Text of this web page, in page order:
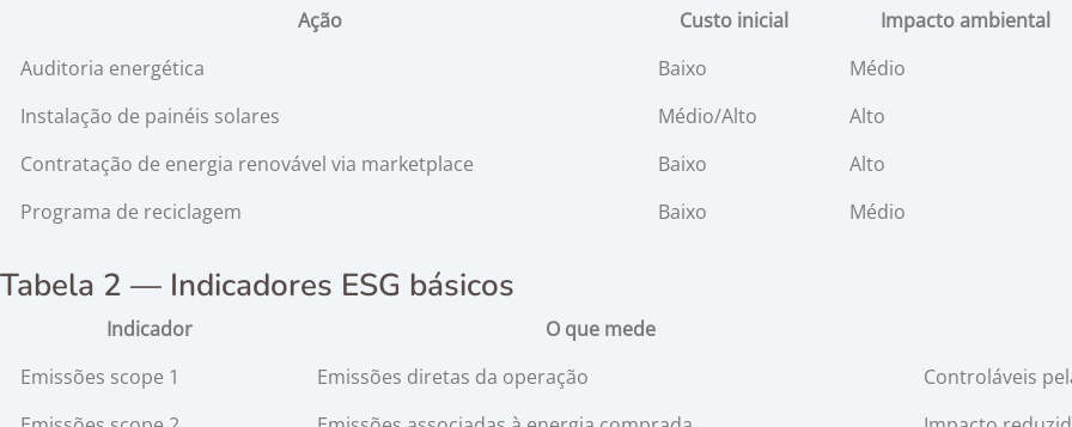
Ação Custo inicial Impacto ambiental
Auditoria energética
Baixo Médio
Instalação de painéis solares
Médio/Alto Alto
Contratação de energia renovável via marketplace
Baixo Alto
Programa de reciclagem
Baixo Médio
Tabela 2 — Indicadores ESG básicos
Indicador O que mede
Emissões scope 1
Emissões diretas da operação
Controláveis